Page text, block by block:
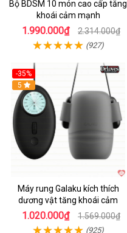
Bộ BDSM 10 món cao cấp tăng
khoái cảm mạnh
1.990.000₫ 2.314.000₫
(927)
-35%
Hot
5
Máy rung Galaku kích thích
dương vật tăng khoái cảm
1.020.000₫ 1.569.000₫
(925)